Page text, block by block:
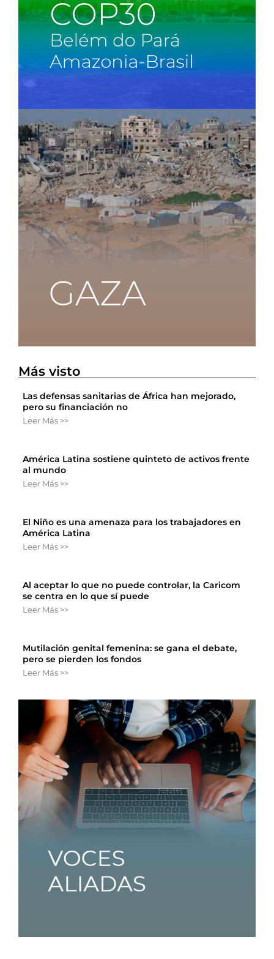
Más visto
Las defensas sanitarias de África han mejorado,
pero su financiación no
Leer Más >>
América Latina sostiene quinteto de activos frente
al mundo
Leer Más >>
El Niño es una amenaza para los trabajadores en
América Latina
Leer Más >>
Al aceptar lo que no puede controlar, la Caricom
se centra en lo que sí puede
Leer Más >>
Mutilación genital femenina: se gana el debate,
pero se pierden los fondos
Leer Más >>